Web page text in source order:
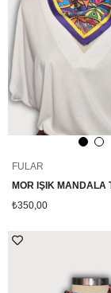
FULAR
₺350,00